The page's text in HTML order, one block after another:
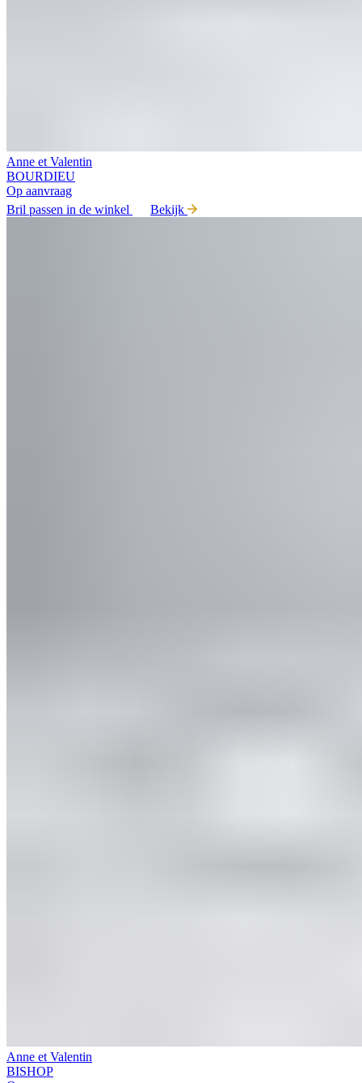
Anne et Valentin
BOURDIEU
Op aanvraag
Bril passen in de winkel
Bekijk
Anne et Valentin
BISHOP